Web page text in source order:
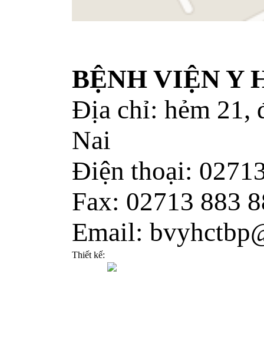
BỆNH VIỆN Y
Địa chỉ: hẻm 21,
Nai
Điện thoại:
Fax: 02713 883
Email:
Thiết kế: